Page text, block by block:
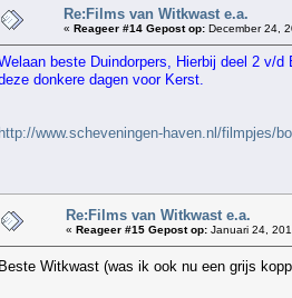
Re:Films van Witkwast e.a.
« Reageer #14 Gepost op: December 24,
beste Duindorpers, Hierbij deel 2 v/
donkere dagen voor Kerst.
http://www.scheveningen-haven.nl/filmpjes/
Re:Films van Witkwast e.a.
« Reageer #15 Gepost op: Januari 24,
Beste Witkwast (was ik ook nu een grijs